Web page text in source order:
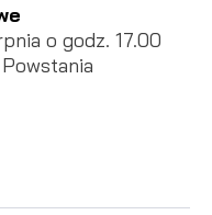
o godz. 17.00